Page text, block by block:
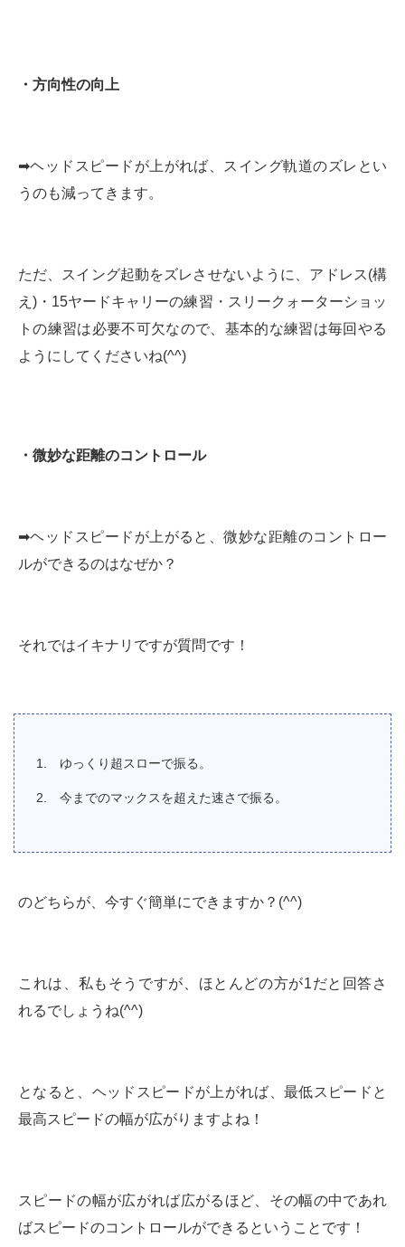
・方向性の向上
➡︎ヘッドスピードが上がれば、スイング軌道のズレとい
うのも減ってきます。
ただ、スイング起動をズレさせないように、アドレス(構
え)・15ヤードキャリーの練習・スリークォーターショッ
トの練習は必要不可欠なので、基本的な練習は毎回やる
ようにしてくださいね(^^)
・微妙な距離のコントロール
➡︎ヘッドスピードが上がると、微妙な距離のコントロー
ルができるのはなぜか？
それではイキナリですが質問です！
ゆっくり超スローで振る。
今までのマックスを超えた速さで振る。
のどちらが、今すぐ簡単にできますか？(^^)
これは、私もそうですが、ほとんどの方が1だと回答さ
れるでしょうね(^^)
となると、ヘッドスピードが上がれば、最低スピードと
最高スピードの幅が広がりますよね！
スピードの幅が広がれば広がるほど、その幅の中であれ
ばスピードのコントロールができるということです！